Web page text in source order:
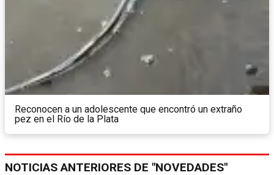
Reconocen a un adolescente que encontró un extraño
pez en el Río de la Plata
NOTICIAS ANTERIORES DE "NOVEDADES"